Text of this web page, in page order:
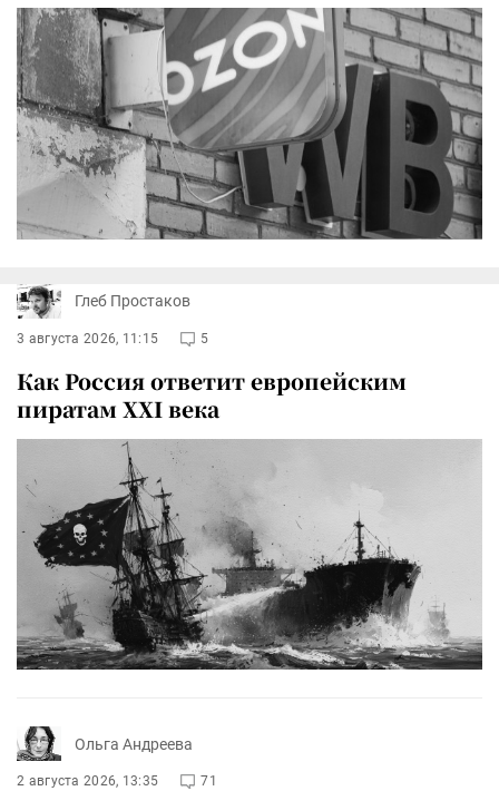
Глеб Простаков
3 августа 2026, 11:15 5
Как Россия ответит европейским
пиратам XXI века
Ольга Андреева
2 августа 2026, 13:35 71